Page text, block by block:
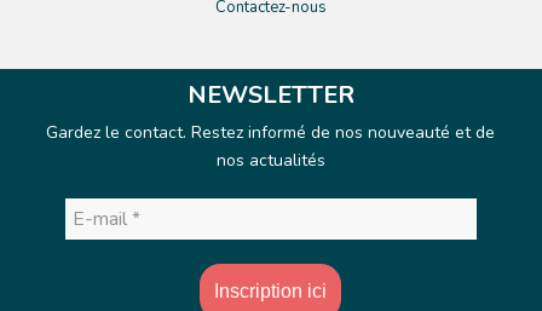
Contactez-nous
NEWSLETTER
Gardez le contact. Restez informé de nos nouveauté et de
nos actualités
mail
*